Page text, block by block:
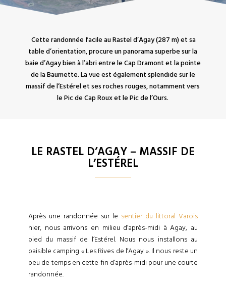
Cette randonnée facile au Rastel d’Agay (287 m) et sa
table d’orientation, procure un panorama superbe sur la
baie d’Agay bien à l’abri entre le Cap Dramont et la pointe
de la Baumette. La vue est également splendide sur le
massif de l’Estérel et ses roches rouges, notamment vers
le Pic de Cap Roux et le Pic de l’Ours.
LE RASTEL D’AGAY – MASSIF DE
L’ESTÉREL
Après une randonnée sur le sentier du littoral Varois
hier, nous arrivons en milieu d’après-midi à Agay, au
pied du massif de l’Estérel. Nous nous installons au
paisible camping « Les Rives de l’Agay ». Il nous reste un
peu de temps en cette fin d’après-midi pour une courte
randonnée.